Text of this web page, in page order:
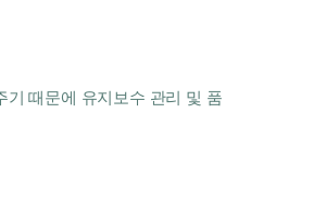
기 때문에 유지보수 관리 및 품